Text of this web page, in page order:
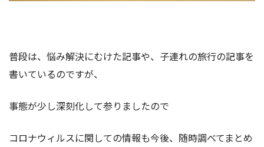
普段は、悩み解決にむけた記事や、子連れの旅行の記事を
書いているのですが、
事態が少し深刻化して参りましたので
コロナウィルスに関しての情報も今後、随時調べてまとめ